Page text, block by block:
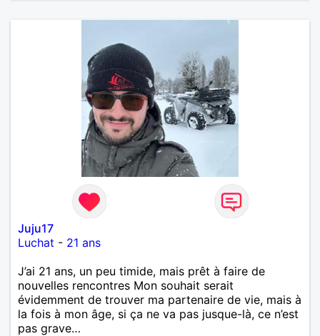
Juju17
Luchat - 21 ans
J’ai 21 ans, un peu timide, mais prêt à faire de
nouvelles rencontres Mon souhait serait
évidemment de trouver ma partenaire de vie, mais à
la fois à mon âge, si ça ne va pas jusque-là, ce n’est
pas grave…